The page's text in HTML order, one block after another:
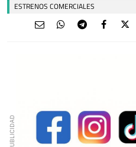
ESTRENOS COMERCIALES